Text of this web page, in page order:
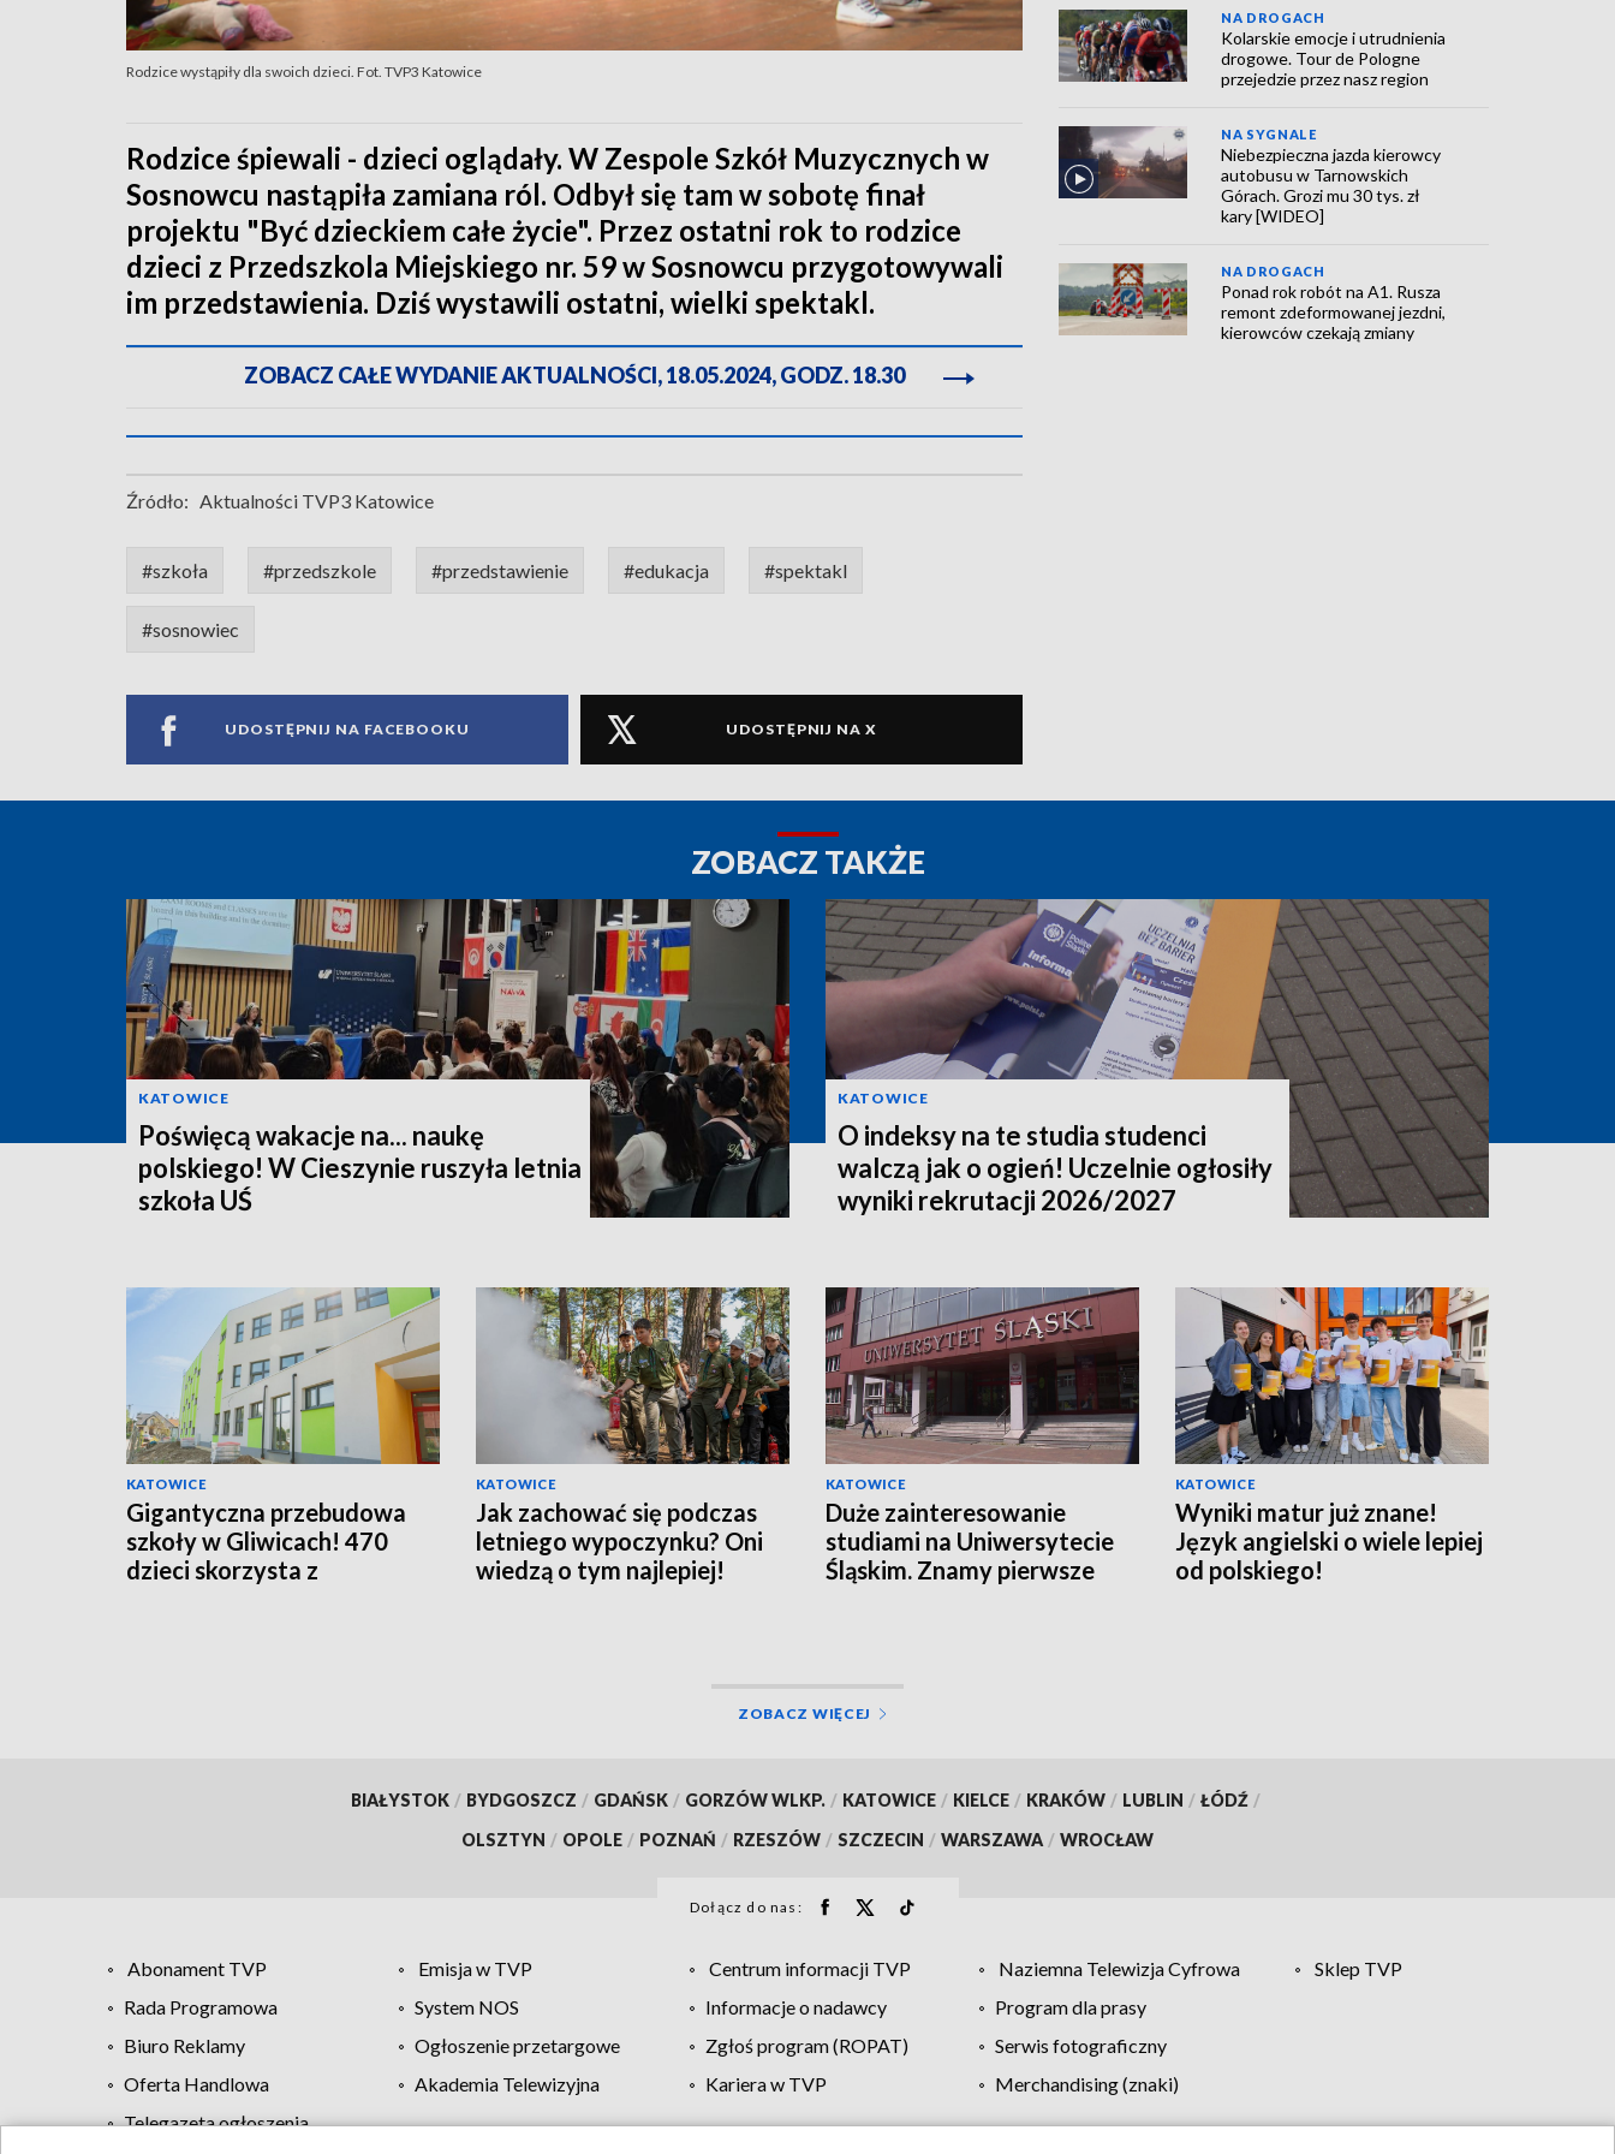
Rodzice wystąpiły dla swoich dzieci. Fot. TVP3 Katowice
Rodzice śpiewali - dzieci oglądały. W Zespole Szkół Muzycznych w
Sosnowcu nastąpiła zamiana ról. Odbył się tam w sobotę finał
projektu "Być dzieckiem całe życie". Przez ostatni rok to rodzice
dzieci z Przedszkola Miejskiego nr. 59 w Sosnowcu przygotowywali
im przedstawienia. Dziś wystawili ostatni, wielki spektakl.
ZOBACZ CAŁE WYDANIE AKTUALNOŚCI, 18.05.2024, GODZ. 18.30
Źródło: Aktualności TVP3 Katowice
#szkoła #przedszkole #przedstawienie #edukacja #spektakl
#sosnowiec
UDOSTĘPNIJ NA FACEBOOKU UDOSTĘPNIJ NA X
NA DROGACH
Kolarskie emocje i utrudnienia
drogowe. Tour de Pologne
przejedzie przez nasz region
NA SYGNALE
Niebezpieczna jazda kierowcy
autobusu w Tarnowskich
Górach. Grozi mu 30 tys. zł
kary [WIDEO]
NA DROGACH
Ponad rok robót na A1. Rusza
remont zdeformowanej jezdni,
kierowców czekają zmiany
ZOBACZ TAKŻE
KATOWICE
Poświęcą wakacje na... naukę
polskiego! W Cieszynie ruszyła letnia
szkoła UŚ
KATOWICE
O indeksy na te studia studenci
walczą jak o ogień! Uczelnie ogłosiły
wyniki rekrutacji 2026/2027
KATOWICE
Gigantyczna przebudowa
szkoły w Gliwicach! 470
dzieci skorzysta z
KATOWICE
Jak zachować się podczas
letniego wypoczynku? Oni
wiedzą o tym najlepiej!
KATOWICE
Duże zainteresowanie
studiami na Uniwersytecie
Śląskim. Znamy pierwsze
KATOWICE
Wyniki matur już znane!
Język angielski o wiele lepiej
od polskiego!
ZOBACZ WIĘCEJ
BIAŁYSTOK / BYDGOSZCZ / GDAŃSK / GORZÓW WLKP. / KATOWICE / KIELCE / KRAKÓW / LUBLIN / ŁÓDŹ /
OLSZTYN / OPOLE / POZNAŃ / RZESZÓW / SZCZECIN / WARSZAWA / WROCŁAW
Dołącz do nas:
Abonament TVP Emisja w TVP Centrum informacji TVP Naziemna Telewizja Cyfrowa
Sklep TVP
Rada Programowa
System NOS Informacje o nadawcy
Program dla prasy
Biuro Reklamy
Ogłoszenie przetargowe Zgłoś program (ROPAT)
Serwis fotograficzny
Oferta Handlowa
Akademia Telewizyjna Kariera w TVP
Merchandising (znaki)
Telegazeta ogłoszenia